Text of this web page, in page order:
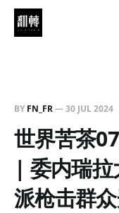
BY FN_FR—30 JUL 2024
世界苦茶
| 委内瑞拉
派枪击群